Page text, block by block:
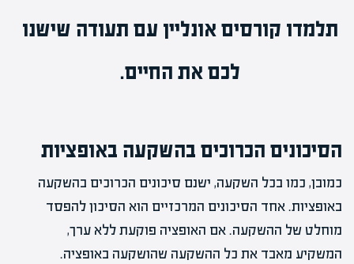
תלמדו קורסים אונליין עם תעודה שישנו
לכם את החיים.
הסיכונים הכרוכים בהשקעה באופציות
כמובן, כמו בכל השקעה, ישנם סיכונים הכרוכים בהשקעה
באופציות. אחד הסיכונים המרכזיים הוא הסיכון להפסד
מוחלט של ההשקעה. אם האופציה פוקעת ללא ערך,
המשקיע מאבד את כל ההשקעה שהושקעה באופציה.